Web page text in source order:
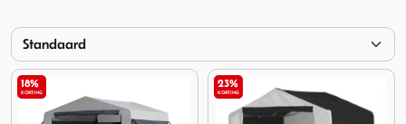
18%
KORTING
23%
KORTING